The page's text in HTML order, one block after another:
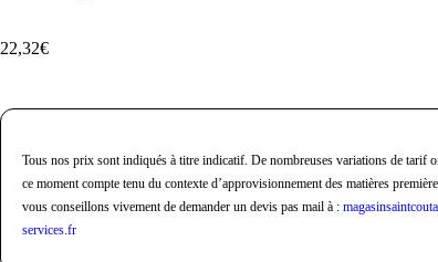
22,32€
Tous nos prix sont indiqués à titre indicatif. De nombreuses variations de tarif
ce moment compte tenu du contexte d’approvisionnement des matières
vous conseillons vivement de demander un devis pas mail à :
services.fr